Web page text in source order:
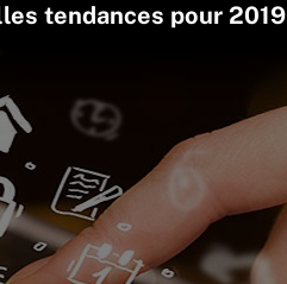
tendances pour 2019